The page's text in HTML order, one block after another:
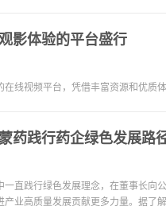
影体验的平台盛行
线视频平台，凭借丰富资源和优质
药践行药企绿色发展路
直践行绿色发展理念，在董事长向
业高质量发展贡献更多力量。据了